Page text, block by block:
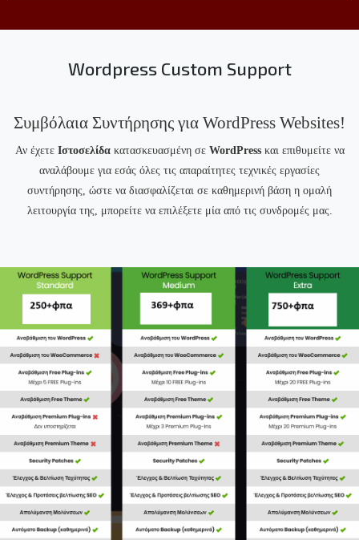
Wordpress Custom Support
Συμβόλαια Συντήρησης για WordPress Websites!
Αν έχετε Ιστοσελίδακατασκευασμένη σε WordPress και επιθυμείτε να
αναλάβουμε για εσάς όλες τις απαραίτητες τεχνικές εργασίες
συντήρησης, ώστε να διασφαλίζεται σε καθημερινή βάση η ομαλή
λειτουργία της, μπορείτε να επιλέξετε μία από τις συνδρομές μας.